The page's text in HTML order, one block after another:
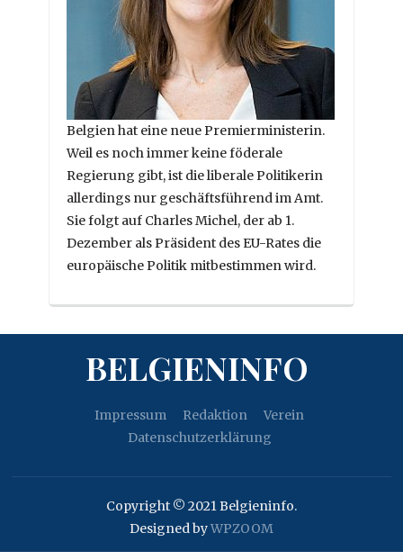
Belgien hat eine neue Premierministerin.
Weil es noch immer keine föderale
Regierung gibt, ist die liberale Politikerin
allerdings nur geschäftsführend im Amt.
Sie folgt auf Charles Michel, der ab 1.
Dezember als Präsident des EU-Rates die
europäische Politik mitbestimmen wird.
BELGIENINFO
Impressum Redaktion
Verein
Datenschutzerklärung
Copyright © 2021 Belgieninfo.
Designed byWPZOOM